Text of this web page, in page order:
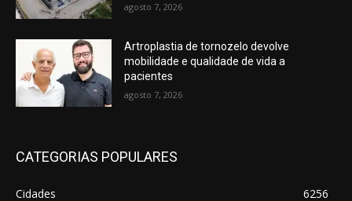
agosto 7, 2026
Artroplastia de tornozelo devolve
mobilidade e qualidade de vida a
pacientes
agosto 7, 2026
CATEGORIAS POPULARES
Cidades
6256